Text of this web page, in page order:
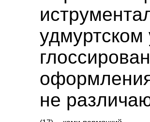
не